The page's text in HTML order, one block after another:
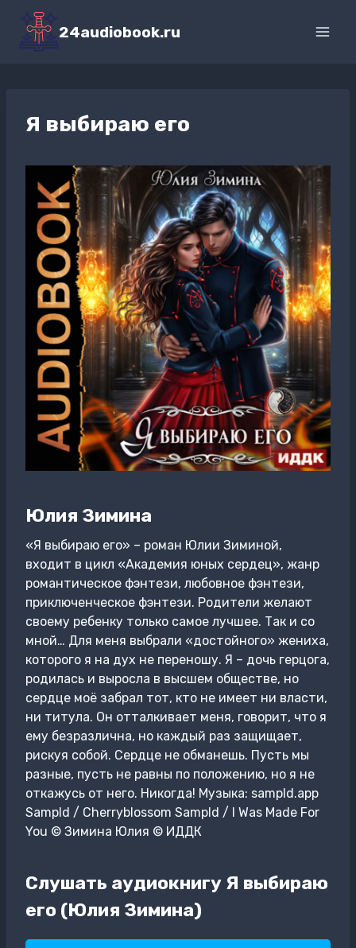
Перейти
содержимому
24audiobook.ru
Я выбираю его
Юлия Зимина
«Я выбираю его» – роман Юлии Зиминой,
входит в цикл «Академия юных сердец», жанр
романтическое фэнтези, любовное фэнтези,
приключенческое фэнтези. Родители желают
своему ребенку только самое лучшее. Так и со
мной… Для меня выбрали «достойного» жениха,
которого я на дух не переношу. Я – дочь герцога,
родилась и выросла в высшем обществе, но
сердце моё забрал тот, кто не имеет ни власти,
ни титула. Он отталкивает меня, говорит, что я
ему безразлична, но каждый раз защищает,
рискуя собой. Сердце не обманешь. Пусть мы
разные, пусть не равны по положению, но я не
откажусь от него. Никогда! Музыка: sampld.app
Sampld / Cherryblossom Sampld / I Was Made For
You © Зимина Юлия © ИДДК
Слушать аудиокнигу Я выбираю
его (Юлия Зимина)